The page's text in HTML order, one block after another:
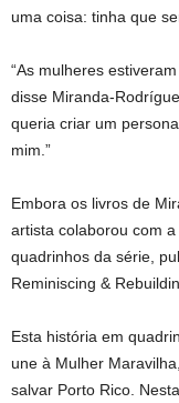
uma coisa: tinha que
“As mulheres
disse Miranda-
queria criar um
mim.”
Embora os livros de
artista colaborou com
quadrinhos da série,
Reminiscing &
Esta história em
une à Mulher
salvar Porto Rico.